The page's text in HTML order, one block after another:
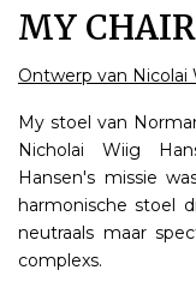
MY
Ontwerp van Nicolai
My stoel van
Nicholai Wiig
Hansen's missie
harmonische stoel
neutraals maar
complexs.